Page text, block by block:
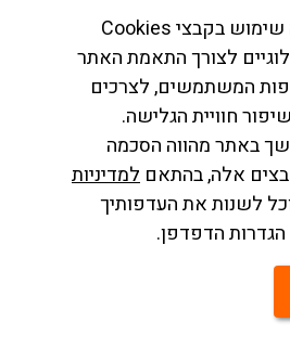
האתר עושה שימוש בקבצי Cookies
לצורך התאמת האתר
המשתמשים, לצרכים
חוויית הגלישה.
באתר מהווה הסכמה
אלה, בהתאם למדיניות
לשנות את העדפותיך
הדפדפן.